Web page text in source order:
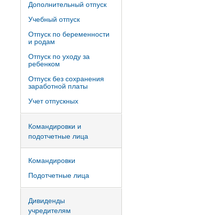
Дополнительный отпуск
Учебный отпуск
Отпуск по беременности
и родам
Отпуск по уходу за
ребенком
Отпуск без сохранения
заработной платы
Учет отпускных
Командировки и
подотчетные лица
Командировки
Подотчетные лица
Дивиденды
учредителям